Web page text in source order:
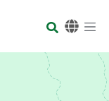
Body